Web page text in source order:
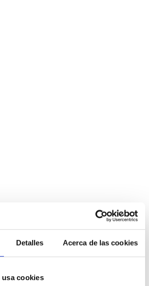
Detalles Acerca de las cookies
usa cookies